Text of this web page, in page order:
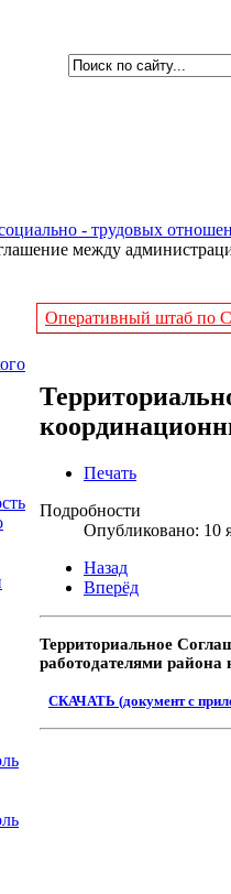
- трудовых
между
Оперативный штаб по
Печать
Подробности
Опубликовано: 10
Назад
Вперёд
Территориальное
работодателями района
СКАЧАТЬ (документ с